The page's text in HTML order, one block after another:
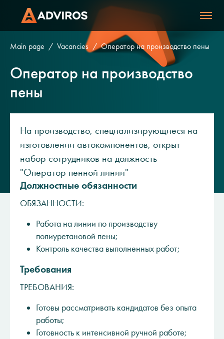
Main page Vacancies Оператор на производство пены
Оператор на производство
пены
На производство, специализирующиеся на
изготовлении автокомпонентов, открыт
набор сотрудников на должность
"Оператор пенной линии"
Должностные обязанности
ОБЯЗАННОСТИ:
Работа на линии по производству
полиуретановой пены;
Контроль качества выполненных работ;
Требования
ТРЕБОВАНИЯ:
Готовы рассматривать кандидатов без опыта
работы;
Готовность к интенсивной ручной работе;